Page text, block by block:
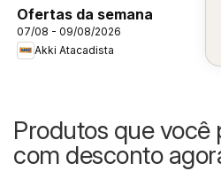
Ofertas da semana
07/08 - 09/08/2026
Akki Atacadista
Produtos que você
com desconto